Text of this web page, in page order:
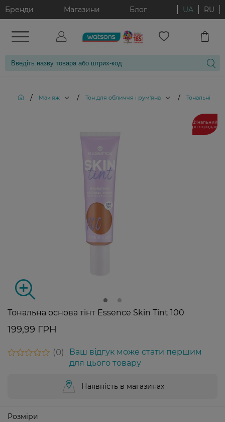
Бренди Магазини Блог UA RU
/ Макіяж / Тон для обличчя і рум'яна / Тональні
Фінальний
розпродаж
Тональна основа тінт Essence Skin Tint 100
199,99 ГРН
0
Ваш відгук може стати першим
для цього товару
Наявність в магазинах
Розміри